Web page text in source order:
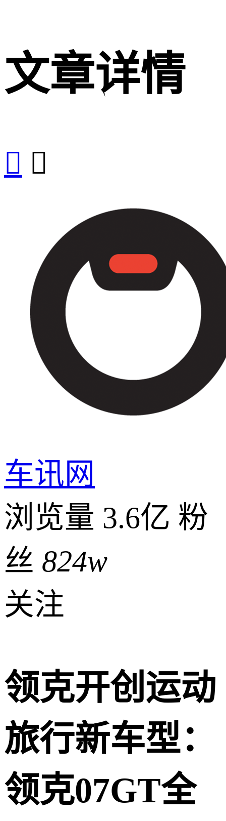
文章详情
 
车讯网
浏览量 3.6亿 粉
丝 824w
关注
领克开创运动
旅行新车型：
领克07GT全